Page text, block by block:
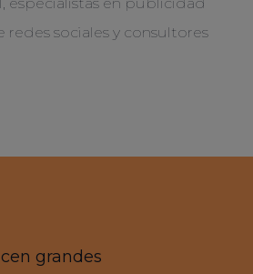
redes sociales y consultores
grandes